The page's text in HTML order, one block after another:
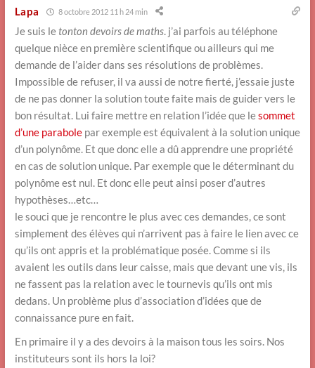
Lapa 8 octobre 2012 11 h 24 min
Je suis letonton devoirs de maths. j’ai parfois au téléphone
quelque nièce en première scientifique ou ailleurs qui me
demande de l’aider dans ses résolutions de problèmes.
Impossible de refuser, il va aussi de notre fierté, j’essaie juste
de ne pas donner la solution toute faite mais de guider vers le
bon résultat. Lui faire mettre en relation l’idée que lesommet
d’une parabolepar exemple est équivalent à la solution unique
d’un polynôme. Et que donc elle a dû apprendre une propriété
en cas de solution unique. Par exemple que le déterminant du
polynôme est nul. Et donc elle peut ainsi poser d’autres
hypothèses…etc…
le souci que je rencontre le plus avec ces demandes, ce sont
simplement des élèves qui n’arrivent pas à faire le lien avec ce
qu’ils ont appris et la problématique posée. Comme si ils
avaient les outils dans leur caisse, mais que devant une vis, ils
ne fassent pas la relation avec le tournevis qu’ils ont mis
dedans. Un problème plus d’association d’idées que de
connaissance pure en fait.
En primaire il y a des devoirs à la maison tous les soirs. Nos
instituteurs sont ils hors la loi?